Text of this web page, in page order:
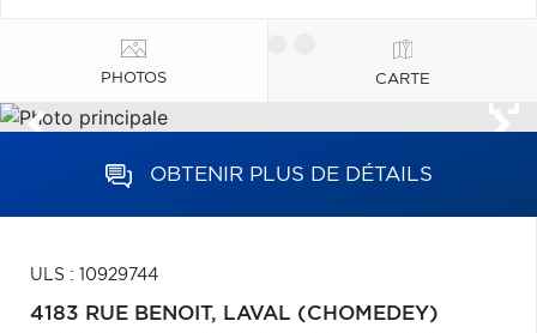
PHOTOS CARTE
OBTENIR PLUS DE DÉTAILS
ULS : 10929744
4183 RUE BENOIT, LAVAL (CHOMEDEY)